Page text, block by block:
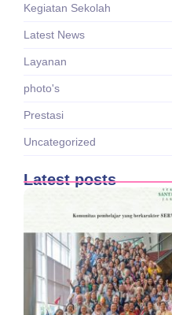
Kegiatan Sekolah
Latest News
Layanan
photo's
Prestasi
Uncategorized
Latest posts